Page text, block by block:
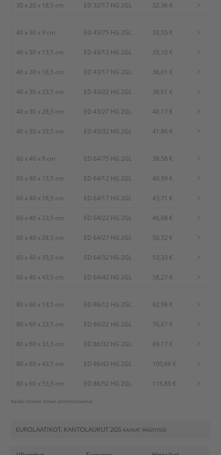
30 x 20 x 18,5 cm ED 32/17 HG 2GL 32,36 €
40 x 30 x 9 cm ED 43/75 HG 2GL 33,55 €
40 x 30 x 13,5 cm ED 43/12 HG 2GL 35,10 €
40 x 30 x 18,5 cm ED 43/17 HG 2GL 36,61 €
40 x 30 x 23,5 cm ED 43/22 HG 2GL 38,61 €
40 x 30 x 28,5 cm ED 43/27 HG 2GL 40,17 €
40 x 30 x 33,5 cm ED 43/32 HG 2GL 41,86 €
60 x 40 x 9 cm ED 64/75 HG 2GL 38,58 €
60 x 40 x 13,5 cm ED 64/12 HG 2GL 40,99 €
60 x 40 x 18,5 cm ED 64/17 HG 2GL 43,71 €
60 x 40 x 23,5 cm ED 64/22 HG 2GL 46,68 €
60 x 40 x 28,5 cm ED 64/27 HG 2GL 50,52 €
60 x 40 x 33,5 cm ED 64/32 HG 2GL 53,33 €
60 x 40 x 43,5 cm ED 64/42 HG 2GL 58,27 €
80 x 60 x 13,5 cm ED 86/12 HG 2GL 62,98 €
80 x 60 x 23,5 cm ED 86/22 HG 2GL 76,67 €
80 x 60 x 33,5 cm ED 86/32 HG 2GL 89,17 €
80 x 60 x 43,5 cm ED 86/42 HG 2GL 100,66 €
80 x 60 x 53,5 cm ED 86/52 HG 2GL 116,85 €
Kaikki hinnat ilman arvonlisäveroa
EUROLAATIKOT, KANTOLAUKUT 2GS KAHVAT PÄÄDYISSÄ